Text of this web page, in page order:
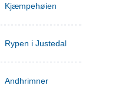
Kjæmpehøien
Rypen i Justedal
Andhrimner